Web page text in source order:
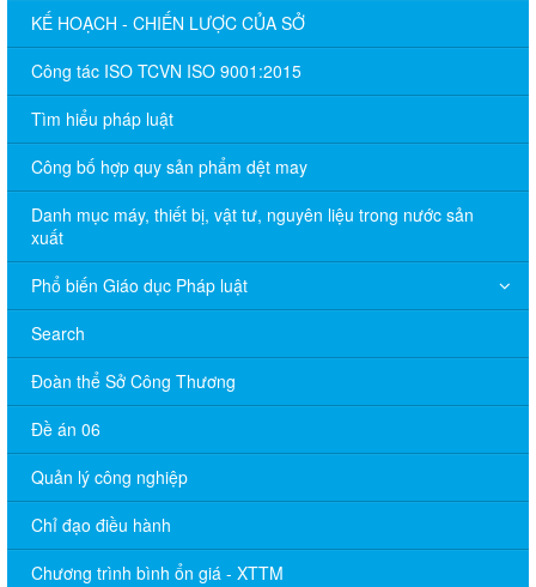
KẾ HOẠCH - CHIẾN LƯỢC CỦA SỞ
Công tác ISO TCVN ISO 9001:2015
Tìm hiểu pháp luật
Công bố hợp quy sản phẩm dệt may
Danh mục máy, thiết bị, vật tư, nguyên liệu trong nước sản
xuất
Phổ biến Giáo dục Pháp luật
Search
Đoàn thể Sở Công Thương
Đề án 06
Quản lý công nghiệp
Chỉ đạo điều hành
Chương trình bình ổn giá - XTTM